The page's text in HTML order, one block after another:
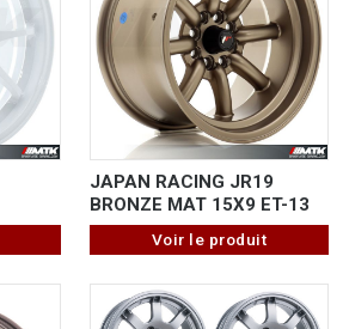
JAPAN RACING JR19
BRONZE MAT 15X9 ET-13
Voir le produit